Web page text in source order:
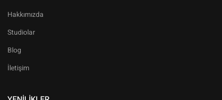
Hakkımızda
Studiolar
Blog
İletişim